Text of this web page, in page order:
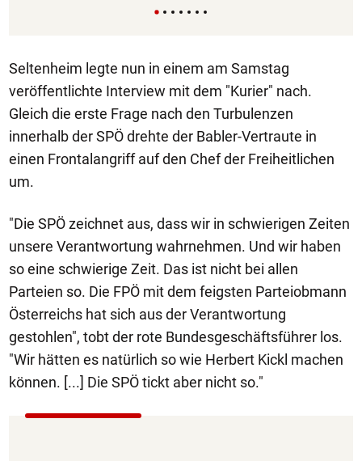
Seltenheim legte nun in einem am Samstag
veröffentlichte Interview mit dem "Kurier" nach.
Gleich die erste Frage nach den Turbulenzen
innerhalb der SPÖ drehte der Babler-Vertraute in
einen Frontalangriff auf den Chef der Freiheitlichen
um.
"Die SPÖ zeichnet aus, dass wir in schwierigen Zeiten
unsere Verantwortung wahrnehmen. Und wir haben
so eine schwierige Zeit. Das ist nicht bei allen
Parteien so. Die FPÖ mit dem feigsten Parteiobmann
Österreichs hat sich aus der Verantwortung
gestohlen", tobt der rote Bundesgeschäftsführer los.
"Wir hätten es natürlich so wie Herbert Kickl machen
können. [...] Die SPÖ tickt aber nicht so."